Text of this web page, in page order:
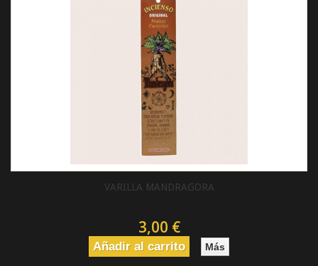
VARILLA MANDRAGORA
3,00 €
Añadir al carrito Más